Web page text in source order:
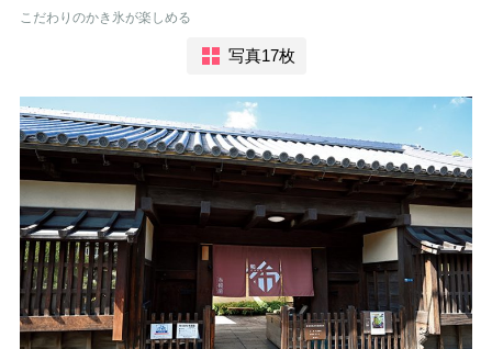
こだわりのかき氷が楽しめる
写真17枚